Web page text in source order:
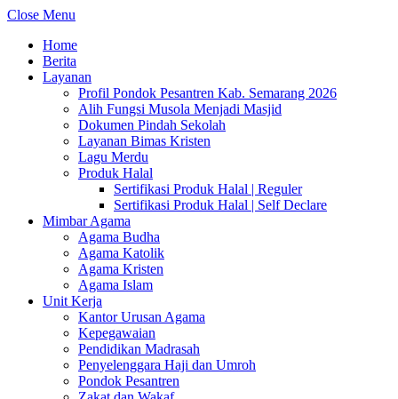
Close Menu
Home
Berita
Layanan
Profil Pondok Pesantren Kab. Semarang 2026
Alih Fungsi Musola Menjadi Masjid
Dokumen Pindah Sekolah
Layanan Bimas Kristen
Lagu Merdu
Produk Halal
Sertifikasi Produk Halal | Reguler
Sertifikasi Produk Halal | Self Declare
Mimbar Agama
Agama Budha
Agama Katolik
Agama Kristen
Agama Islam
Unit Kerja
Kantor Urusan Agama
Kepegawaian
Pendidikan Madrasah
Penyelenggara Haji dan Umroh
Pondok Pesantren